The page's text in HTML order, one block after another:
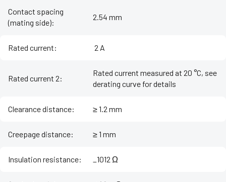
Contact spacing
(mating side):
2.54 mm
Rated current: ‌ 2 A
Rated current 2:
Rated current measured at 20 °C, see
derating curve for details
Clearance distance: ≥ 1.2 mm
Creepage distance: ≥ 1 mm
Insulation resistance: _1012 Ω